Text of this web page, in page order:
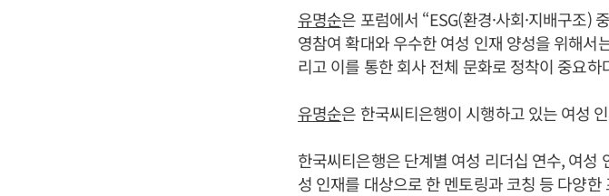
유명순은 포럼에서 “ESG(환경·사회·지배구조)
영참여 확대와 우수한 여성 인재 양성을 위해
리고 이를 통한 회사 전체 문화로 정착이 중요하
유명순은 한국씨티은행이 시행하고 있는 여성
한국씨티은행은 단계별 여성 리더십 연수, 여성
성 인재를 대상으로 한 멘토링과 코칭 등 다양